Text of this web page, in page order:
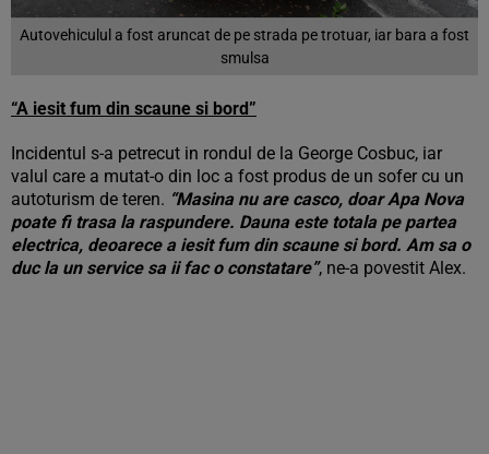
Autovehiculul a fost aruncat de pe strada pe trotuar, iar bara a fost
smulsa
“A iesit fum din scaune si bord”
Incidentul s-a petrecut in rondul de la George Cosbuc, iar
valul care a mutat-o din loc a fost produs de un sofer cu un
autoturism de teren. “Masina nu are casco, doar Apa Nova
poate fi trasa la raspundere. Dauna este totala pe partea
electrica, deoarece a iesit fum din scaune si bord. Am sa o
duc la un service sa ii fac o constatare”, ne-a povestit Alex.